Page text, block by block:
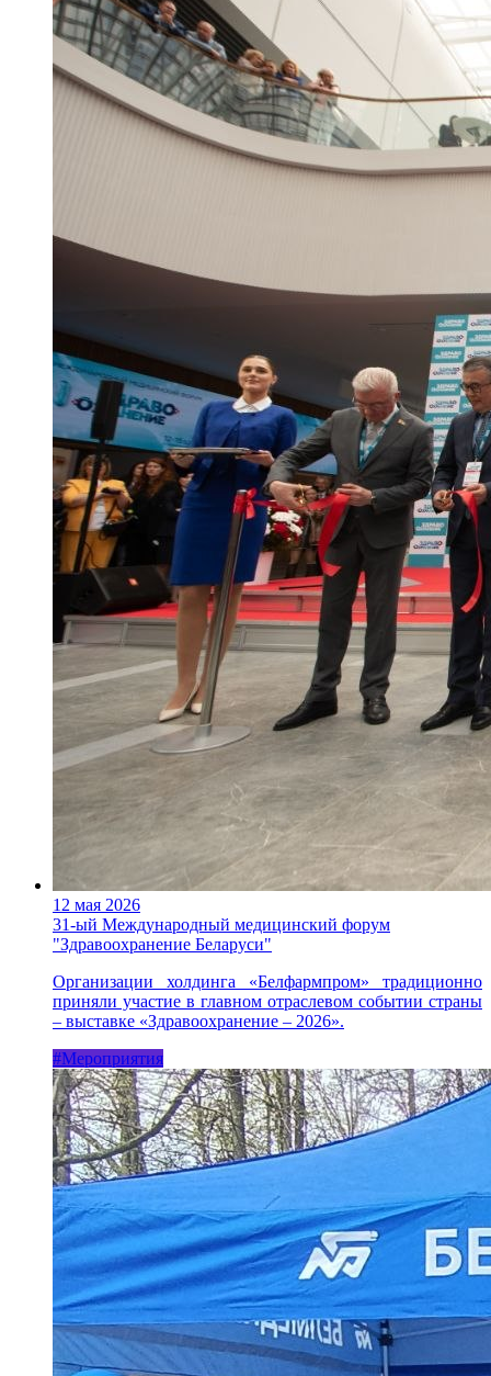
12 мая 2026
31-ый Международный медицинский форум
"Здравоохранение Беларуси"
Организации холдинга «Белфармпром» традиционно
приняли участие в главном отраслевом событии страны
– выставке «Здравоохранение – 2026».
#Мероприятия